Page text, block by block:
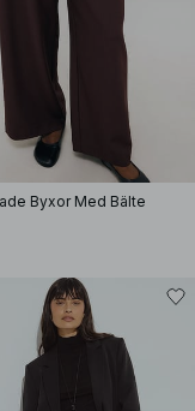
Byxor Med Bälte